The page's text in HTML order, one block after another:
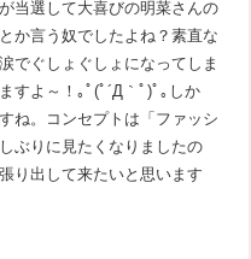
当選して大喜びの明菜さんの
か言う奴でしたよね？素直な
でぐしょぐしょになってしま
すよ～！｡ﾟ(ﾟ´Д｀ﾟ)ﾟ｡しか
ね。コンセプトは「ファッシ
ぶりに見たくなりましたの
り出して来たいと思います